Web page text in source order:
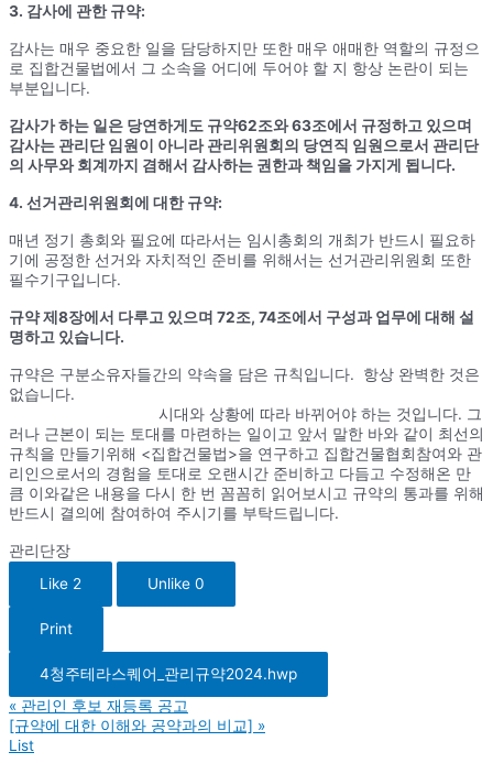
3. 감사에 관한 규약:
감사는 매우 중요한 일을 담당하지만 또한 매우 애매한 역할의 규정으
로 집합건물법에서 그 소속을 어디에 두어야 할 지 항상 논란이 되는
부분입니다.
감사가 하는 일은 당연하게도 규약62조와 63조에서 규정하고 있으며
감사는 관리단 임원이 아니라 관리위원회의 당연직 임원으로서 관리단
의 사무와 회계까지 겸해서 감사하는 권한과 책임을 가지게 됩니다.
4. 선거관리위원회에 대한 규약:
매년 정기 총회와 필요에 따라서는 임시총회의 개최가 반드시 필요하
기에 공정한 선거와 자치적인 준비를 위해서는 선거관리위원회 또한
필수기구입니다.
규약 제8장에서 다루고 있으며 72조, 74조에서 구성과 업무에 대해 설
명하고 있습니다.
규약은 구분소유자들간의 약속을 담은 규칙입니다. 항상 완벽한 것은
없습니다.
시대와 상황에 따라 바뀌어야 하는 것입니다. 그
러나 근본이 되는 토대를 마련하는 일이고 앞서 말한 바와 같이 최선의
규칙을 만들기위해 <집합건물법>을 연구하고 집합건물협회참여와 관
리인으로서의 경험을 토대로 오랜시간 준비하고 다듬고 수정해온 만
큼 이와같은 내용을 다시 한 번 꼼꼼히 읽어보시고 규약의 통과를 위해
반드시 결의에 참여하여 주시기를 부탁드립니다.
관리단장
Like 2 Unlike 0
Print
4청주테라스퀘어_관리규약2024.hwp
« 관리인 후보 재등록 공고
[규약에 대한 이해와 공약과의 비교] »
List